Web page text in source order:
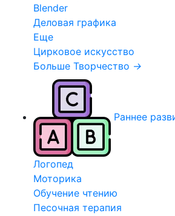
Blender
Деловая графика
Еще
Цирковое искусство
Больше Творчество →
Раннее
Логопед
Моторика
Обучение чтению
Песочная терапия